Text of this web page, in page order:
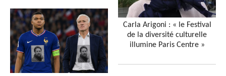
Carla Arigoni : « le Festival
de la diversité culturelle
illumine Paris Centre »